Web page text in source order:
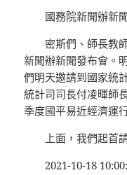
國務院新聞辦新
密斯們、師長教
新聞辦新聞發布會。
們明天邀請到國家統
統計司司長付凌暉師
季度國平易近經濟運
上面，我們起首
2021-10-18